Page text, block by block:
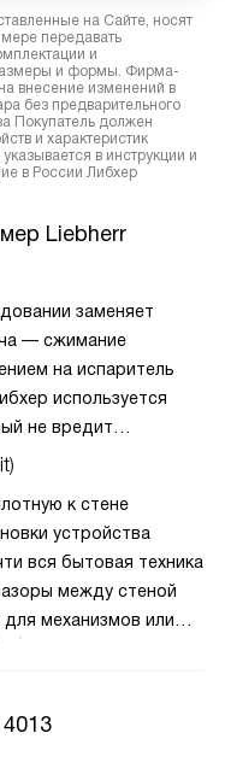
на Сайте, носят
передавать
и
и формы. Фирма-
внесение изменений в
без предварительного
Покупатель должен
и характеристик
в инструкции и
в России Либхер
Liebherr
заменяет
— сжимание
на испаритель
используется
не вредит
его
насоса. Чем
качественнее
затрачивается
к стене
устройства
вся бытовая техника
между стеной
механизмов или
интерьер кухни